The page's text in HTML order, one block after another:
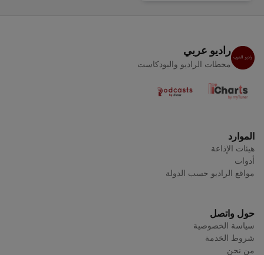
راديو عربي
محطات الراديو والبودكاست
الموارد
هيئات الإذاعة
أدوات
مواقع الراديو حسب الدولة
حول واتصل
سياسة الخصوصية
شروط الخدمة
من نحن